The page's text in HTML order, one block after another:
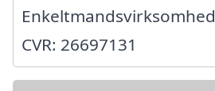
Enkeltmandsvirksomhed
CVR: 26697131